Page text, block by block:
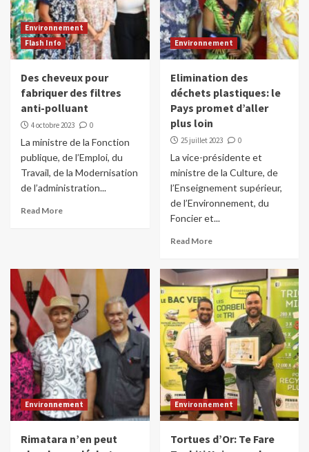
Environnement
Flash Info
Des cheveux pour
fabriquer des filtres
anti-polluant
4 octobre 2023 0
La ministre de la Fonction
publique, de l’Emploi, du
Travail, de la Modernisation
de l’administration...
Read More
Environnement
Elimination des
déchets plastiques: le
Pays promet d’aller
plus loin
25 juillet 2023 0
La vice-présidente et
ministre de la Culture, de
l’Enseignement supérieur,
de l’Environnement, du
Foncier et...
Read More
Environnement
Rimatara n’en peut
Environnement
Tortues d’Or: Te Fare